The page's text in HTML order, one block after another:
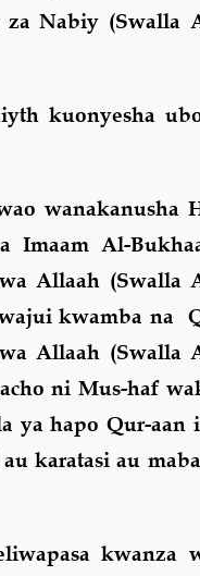
Nabiy (Swalla
kuonyesha
wanakanusha
Imaam Al-
Allaah (Swalla
kwamba na
Allaah (Swalla
ni Mus-haf
ya hapo Qur-aan
karatasi au
kwanza